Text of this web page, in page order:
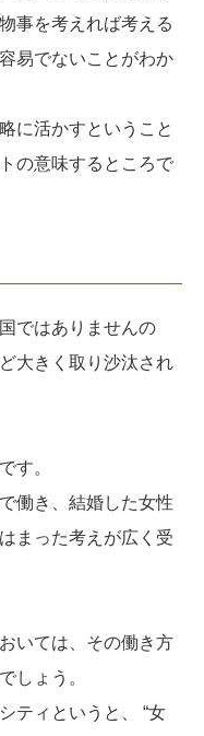
事を考えれば考える
易でないことがわか
に活かすということ
の意味するところで
ではありませんの
大きく取り沙汰され
す。
働き、結婚した女性
まった考えが広く受
いては、その働き方
しょう。
ティというと、 “女